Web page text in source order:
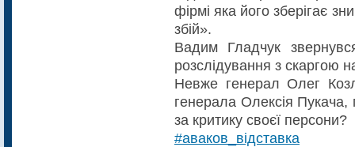
фірмі яка його зберігає
збій».
Вадим Гладчук
розслідування з скаргою
Невже генерал Олег
генерала Олексія
за критику своєї персони?
#аваков_відставка